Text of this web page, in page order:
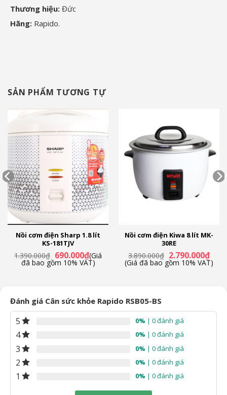
Thương hiệu: Đức
Hãng: Rapido.
SẢN PHẨM TƯƠNG TỰ
Nồi cơm điện Sharp 1.8 lít
KS-181TJV
1.390.000₫ Giá
gốc
là:
690.000₫Giá
hiện
tại
(Giá
đã bao gồm 10% VAT)
Nồi cơm điện Kiwa 8 lít MK-
30RE
3.890.000₫ Giá
gốc
là:
2.790.000₫Giá
hiện
tại
(Giá đã bao gồm 10% VAT)
Đánh giá Cân sức khỏe Rapido RSB05-BS
5 0% | 0 đánh giá
4 0% | 0 đánh giá
3 0% | 0 đánh giá
2 0% | 0 đánh giá
1 0% | 0 đánh giá